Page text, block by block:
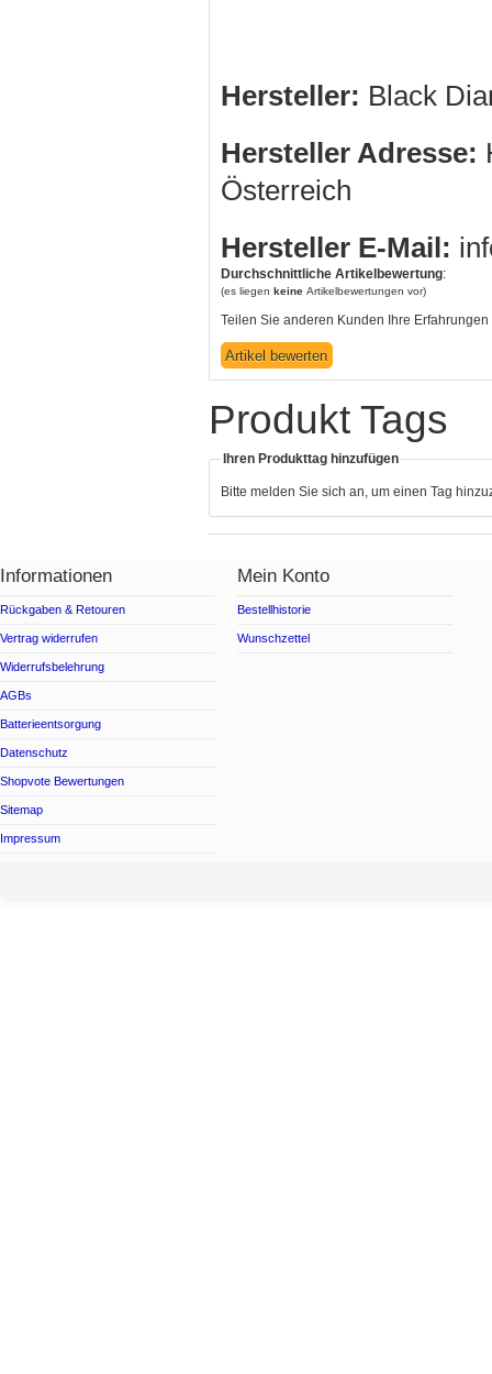
Hersteller: Black
Hersteller Adresse:
Österreich
Hersteller E-Mail:
Durchschnittliche Artikelbewertung:
(es liegen keine Artikelbewertungen vor)
Teilen Sie anderen Kunden Ihre Erfahrungen
Produkt Tags
Ihren Produkttag hinzufügen
Bitte melden Sie sich an, um einen Tag
Informationen
Rückgaben & Retouren
Vertrag widerrufen
Widerrufsbelehrung
AGBs
Batterieentsorgung
Datenschutz
Shopvote Bewertungen
Sitemap
Impressum
Mein Konto
Bestellhistorie
Wunschzettel